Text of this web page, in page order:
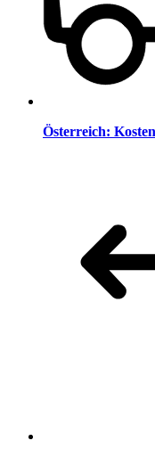
Österreich: